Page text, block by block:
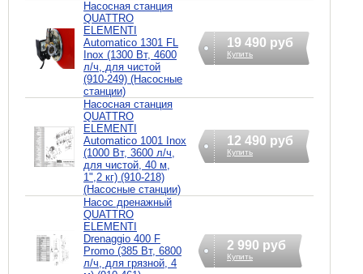
Насосная станция
QUATTRO
ELEMENTI
Automatico 1301 FL
Inox (1300 Вт, 4600
л/ч, для чистой
(910-249) (Насосные
станции)
19 490 руб
Купить
Насосная станция
QUATTRO
ELEMENTI
Automatico 1001 Inox
(1000 Вт, 3600 л/ч,
для чистой, 40 м,
1",2 кг) (910-218)
(Насосные станции)
12 490 руб
Купить
Насос дренажный
QUATTRO
ELEMENTI
Drenaggio 400 F
Promo (385 Вт, 6800
л/ч, для грязной, 4
2 990 руб
Купить